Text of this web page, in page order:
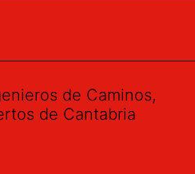
de Caminos,
de Cantabria